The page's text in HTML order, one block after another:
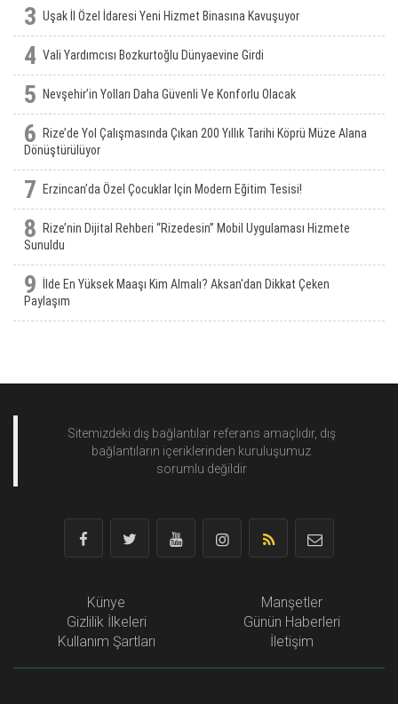
3 Uşak İl Özel İdaresi Yeni Hizmet Binasına Kavuşuyor
4 Vali Yardımcısı Bozkurtoğlu Dünyaevine Girdi
5 Nevşehir’in Yolları Daha Güvenli Ve Konforlu Olacak
6
Rize’de Yol Çalışmasında Çıkan 200 Yıllık Tarihi Köprü Müze Alana
Dönüştürülüyor
7 Erzincan’da Özel Çocuklar Için Modern Eğitim Tesisi!
8
Rize’nin Dijital Rehberi “Rizedesin” Mobil Uygulaması Hizmete
Sunuldu
9
İlde En Yüksek Maaşı Kim Almalı? Aksan'dan Dikkat Çeken
Paylaşım
Sitemizdeki dış bağlantılar referans amaçlıdır, dış
bağlantıların içeriklerinden kuruluşumuz
sorumlu değildir
Künye
Gizlilik İlkeleri
Kullanım Şartları
Manşetler
Günün Haberleri
İletişim